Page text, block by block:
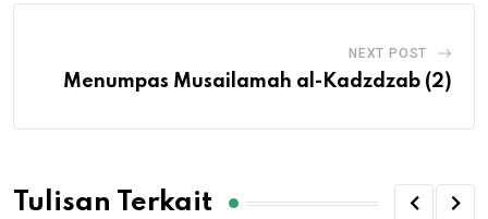
NEXT POST
Menumpas Musailamah al-Kadzdzab (2)
Tulisan Terkait